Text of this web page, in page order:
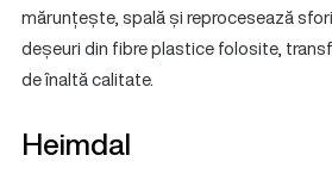
mărunțește, spală și reprocesează
deșeuri din fibre plastice folosite,
de înaltă calitate.
Heimdal